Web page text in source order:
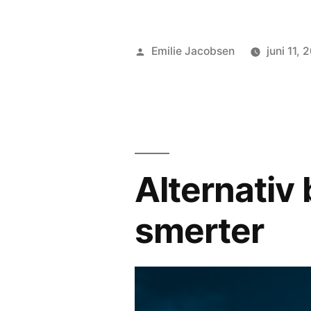
Posted
Emilie Jacobsen juni 11,
Alternativ
smerter